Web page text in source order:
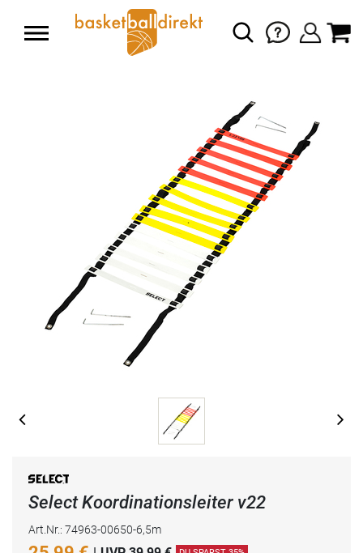
Select Koordinationsleiter v22
Art.Nr.: 74963-00650-6,5m